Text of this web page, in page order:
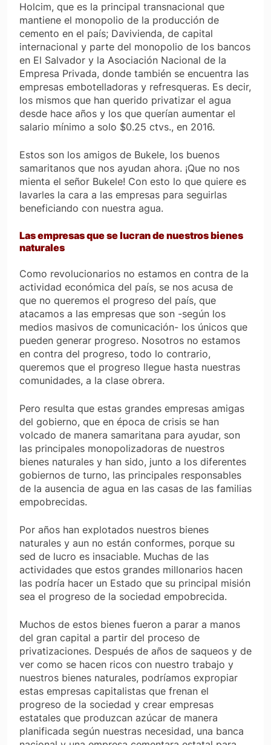
Holcim, que es la principal transnacional que
mantiene el monopolio de la producción de
cemento en el país; Davivienda, de capital
internacional y parte del monopolio de los bancos
en El Salvador y la Asociación Nacional de la
Empresa Privada, donde también se encuentra las
empresas embotelladoras y refresqueras. Es decir,
los mismos que han querido privatizar el agua
desde hace años y los que querían aumentar el
salario mínimo a solo $0.25 ctvs., en 2016.
Estos son los amigos de Bukele, los buenos
samaritanos que nos ayudan ahora. ¡Que no nos
mienta el señor Bukele! Con esto lo que quiere es
lavarles la cara a las empresas para seguirlas
beneficiando con nuestra agua.
Las empresas que se lucran de nuestros bienes
naturales
Como revolucionarios no estamos en contra de la
actividad económica del país, se nos acusa de
que no queremos el progreso del país, que
atacamos a las empresas que son -según los
medios masivos de comunicación- los únicos que
pueden generar progreso. Nosotros no estamos
en contra del progreso, todo lo contrario,
queremos que el progreso llegue hasta nuestras
comunidades, a la clase obrera.
Pero resulta que estas grandes empresas amigas
del gobierno, que en época de crisis se han
volcado de manera samaritana para ayudar, son
las principales monopolizadoras de nuestros
bienes naturales y han sido, junto a los diferentes
gobiernos de turno, las principales responsables
de la ausencia de agua en las casas de las familias
empobrecidas.
Por años han explotados nuestros bienes
naturales y aun no están conformes, porque su
sed de lucro es insaciable. Muchas de las
actividades que estos grandes millonarios hacen
las podría hacer un Estado que su principal misión
sea el progreso de la sociedad empobrecida.
Muchos de estos bienes fueron a parar a manos
del gran capital a partir del proceso de
privatizaciones. Después de años de saqueos y de
ver como se hacen ricos con nuestro trabajo y
nuestros bienes naturales, podríamos expropiar
estas empresas capitalistas que frenan el
progreso de la sociedad y crear empresas
estatales que produzcan azúcar de manera
planificada según nuestras necesidad, una banca